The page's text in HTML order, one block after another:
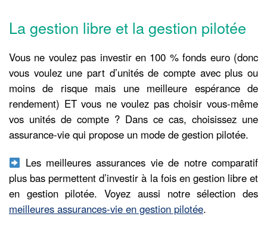
La gestion libre et la gestion pilotée
Vous ne voulez pas investir en 100 % fonds euro (donc
vous voulez une part d’unités de compte avec plus ou
moins de risque mais une meilleure espérance de
rendement) ET vous ne voulez pas choisir vous-même
vos unités de compte ? Dans ce cas, choisissez une
assurance-vie qui propose un mode de gestion pilotée.
Les meilleures assurances vie de notre comparatif
plus bas permettent d’investir à la fois en gestion libre et
en gestion pilotée. Voyez aussi notre sélection des
meilleures assurances-vie en gestion pilotée.